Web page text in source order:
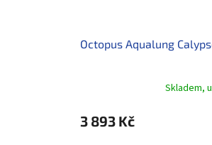
Octopus Aqualung
Skladem,
3 893 Kč